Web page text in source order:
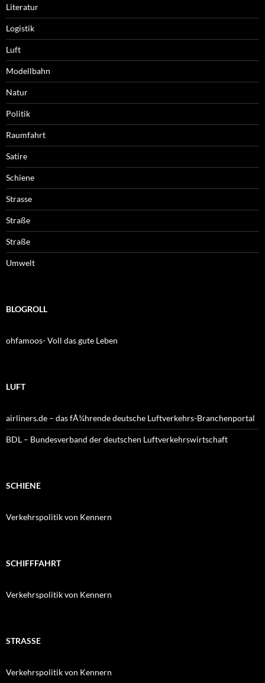
Literatur
Logistik
Luft
Modellbahn
Natur
Politik
Raumfahrt
Satire
Schiene
Strasse
Straße
Straße
Umwelt
BLOGROLL
ohfamoos- Voll das gute Leben
LUFT
airliners.de – das fÃ¼hrende deutsche Luftverkehrs-Branchenportal
BDL – Bundesverband der deutschen Luftverkehrswirtschaft
SCHIENE
Verkehrspolitik von Kennern
SCHIFFFAHRT
Verkehrspolitik von Kennern
STRASSE
Verkehrspolitik von Kennern